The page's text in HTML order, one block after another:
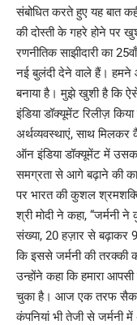
संबोधित करते हुए यह बात
की दोस्ती के गहरे होने पर
रणनीतिक साझीदारी का
नई बुलंदी देने वाले हैं। हमने
बनाया है। मुझे खुशी है कि
इंडिया डॉक्यूमेंट रिलीज़
अर्थव्यवस्थाएं, साथ
ऑन इंडिया डॉक्यूमेंट में
समग्रता से आगे बढ़ाने की
पर भारत की कुशल
श्री मोदी ने कहा, “जर्मनी
संख्या, 20 हज़ार से बढ़ाकर
कि इससे जर्मनी की तरक्की
उन्होंने कहा कि हमारा
चुका है। आज एक तरफ सैकड़ों
कंपनियां भी तेजी से जर्मनी